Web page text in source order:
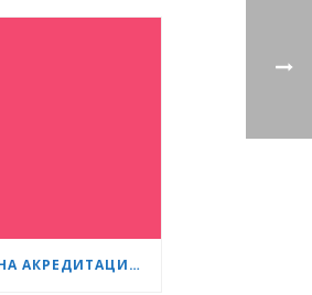
СЛЕД УСПЕШНА АКРЕДИТАЦИЯ БОЛНИЦА „СЪРЦЕ И МОЗЪК“ СТАНА GESEA DIPLOMA CENTER